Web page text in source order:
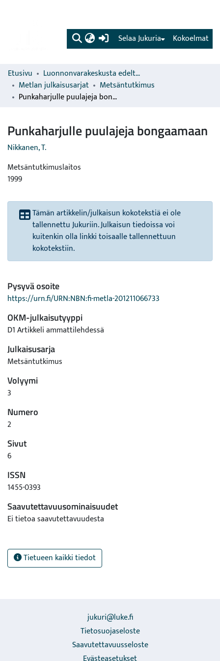
(current) Kokoelmat
Selaa Jukuria
Etusivu
Luonnonvarakeskusta edeltävien organisaatioiden sarjat
Metlan julkaisusarjat
Metsäntutkimus
Punkaharjulle puulajeja bongaamaan
Punkaharjulle puulajeja bongaamaan
Nikkanen, T.
Metsäntutkimuslaitos
1999
Tämän artikkelin/julkaisun kokotekstiä ei ole
tallennettu Jukuriin. Julkaisun tiedoissa voi
kuitenkin olla linkki toisaalle tallennettuun
kokotekstiin.
Pysyvä osoite
https://urn.fi/URN:NBN:fi-metla-201211066733
OKM-julkaisutyyppi
D1 Artikkeli ammattilehdessä
Julkaisusarja
Metsäntutkimus
Volyymi
3
Numero
2
Sivut
6
ISSN
1455-0393
Saavutettavuusominaisuudet
Ei tietoa saavutettavuudesta
Tietueen kaikki tiedot
jukuri@luke.fi
Tietosuojaseloste
Saavutettavuusseloste